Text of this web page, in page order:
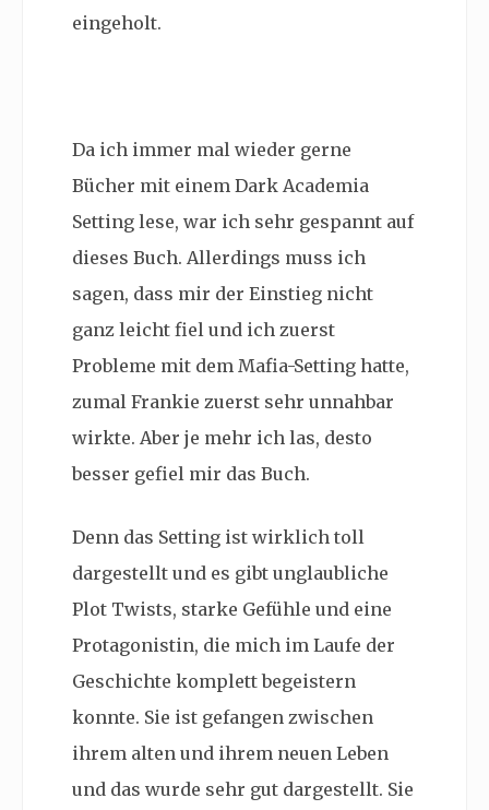
eingeholt.
Da ich immer mal wieder gerne
Bücher mit einem Dark Academia
Setting lese, war ich sehr gespannt auf
dieses Buch. Allerdings muss ich
sagen, dass mir der Einstieg nicht
ganz leicht fiel und ich zuerst
Probleme mit dem Mafia-Setting hatte,
zumal Frankie zuerst sehr unnahbar
wirkte. Aber je mehr ich las, desto
besser gefiel mir das Buch.
Denn das Setting ist wirklich toll
dargestellt und es gibt unglaubliche
Plot Twists, starke Gefühle und eine
Protagonistin, die mich im Laufe der
Geschichte komplett begeistern
konnte. Sie ist gefangen zwischen
ihrem alten und ihrem neuen Leben
und das wurde sehr gut dargestellt. Sie